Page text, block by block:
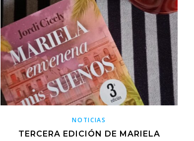
NOTICIAS
TERCERA EDICIÓN DE MARIELA